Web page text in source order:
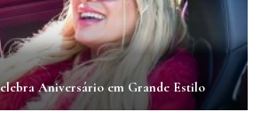
Aniversário em Grande Estilo